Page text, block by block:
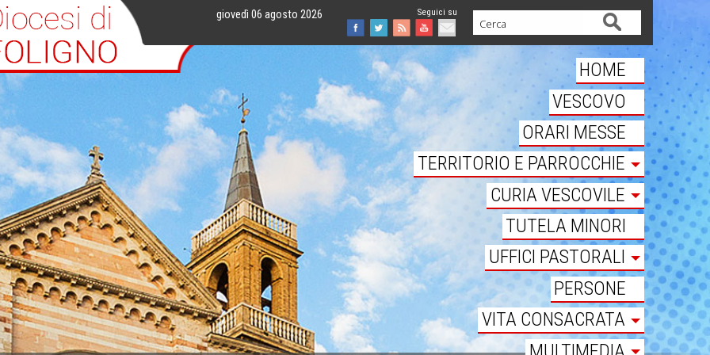
giovedì 06 agosto 2026
Facebook
Twitter
FeedYoutube
Mail
Cerca
HOME
VESCOVO
ORARI MESSE
TERRITORIO E PARROCCHIE
CURIA VESCOVILE
TUTELA MINORI
UFFICI PASTORALI
PERSONE
VITA CONSACRATA